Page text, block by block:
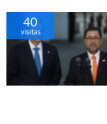
40
visitas